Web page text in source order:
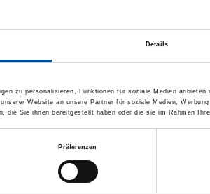
Details
zu personalisieren, Funktionen für soziale Medien
Website an unsere Partner für soziale Medien,
die Sie ihnen bereitgestellt haben oder die sie im Rahmen
Präferenzen
Varianten für Ihre Terrasse. Sie
Ihre Terrasse und fügt
ein.
auf. Die